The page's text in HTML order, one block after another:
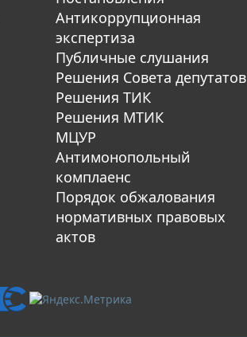
Антикоррупционная
экспертиза
Публичные слушания
Решения Совета депутатов
Решения ТИК
Решения МТИК
МЦУР
Антимонопольный
комплаенс
Порядок обжалования
нормативных правовых
актов